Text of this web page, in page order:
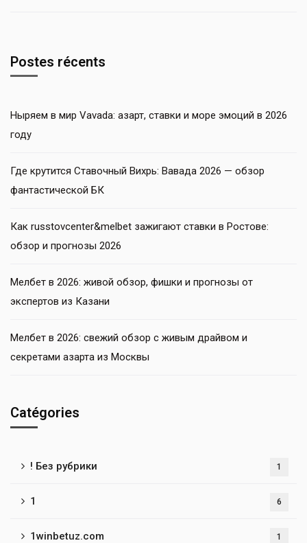
Postes récents
Ныряем в мир Vavada: азарт, ставки и море эмоций в 2026
году
Где крутится Ставочный Вихрь: Вавада 2026 — обзор
фантастической БК
Как russtovcenter&melbet зажигают ставки в Ростове:
обзор и прогнозы 2026
Мелбет в 2026: живой обзор, фишки и прогнозы от
экспертов из Казани
Мелбет в 2026: свежий обзор с живым драйвом и
секретами азарта из Москвы
Catégories
! Без рубрики 1
1 6
1winbetuz.com 1